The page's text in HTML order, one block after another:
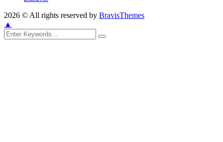
2026 © All rights reserved by BravisThemes
▲